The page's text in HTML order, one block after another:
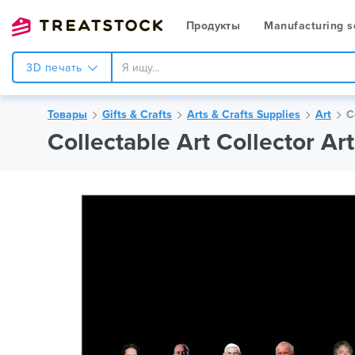
Продукты Manufacturing
3D печать
Товары Gifts & Crafts Arts & Crafts Supplies Art
Collectable Art Collector